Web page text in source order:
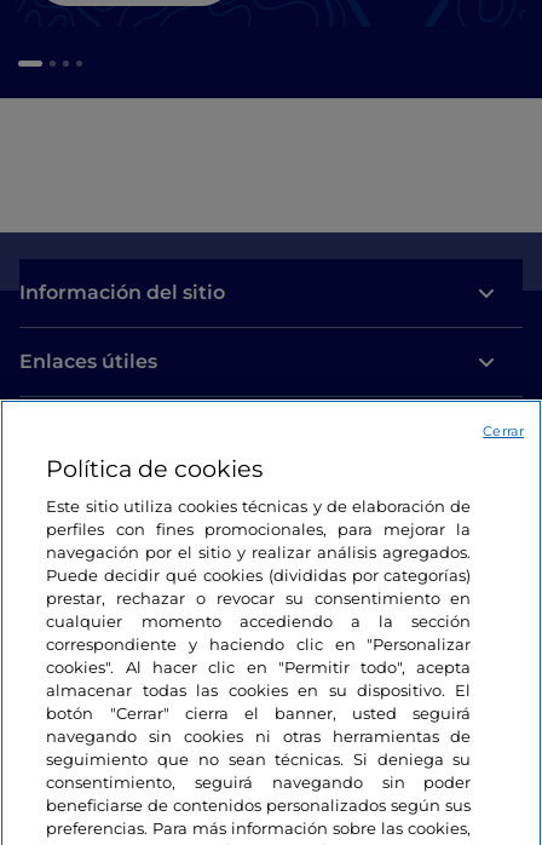
Información del sitio
Enlaces útiles
Estamos en contacto
Política de cookies
Este sitio utiliza cookies técnicas y de elaboración de
perfiles con fines promocionales, para mejorar la
navegación por el sitio y realizar análisis agregados.
Puede decidir qué cookies (divididas por categorías)
prestar, rechazar o revocar su consentimiento en
cualquier momento accediendo a la sección
correspondiente y haciendo clic en "Personalizar
cookies". Al hacer clic en "Permitir todo", acepta
almacenar todas las cookies en su dispositivo. El
botón "Cerrar" cierra el banner, usted seguirá
navegando sin cookies ni otras herramientas de
seguimiento que no sean técnicas. Si deniega su
consentimiento, seguirá navegando sin poder
beneficiarse de contenidos personalizados según sus
preferencias. Para más información sobre las cookies,
Cerrar